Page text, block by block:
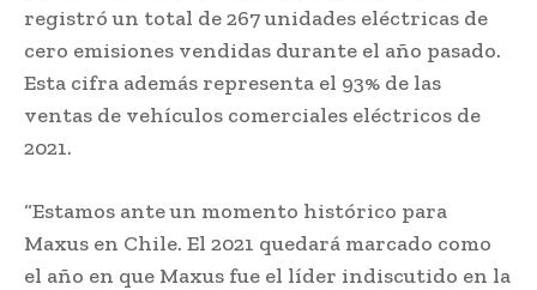
registró un total de 267 unidades eléctricas de
cero emisiones vendidas durante el año pasado.
Esta cifra además representa el 93% de las
ventas de vehículos comerciales eléctricos de
2021.
“Estamos ante un momento histórico para
Maxus en Chile. El 2021 quedará marcado como
el año en que Maxus fue el líder indiscutido en la